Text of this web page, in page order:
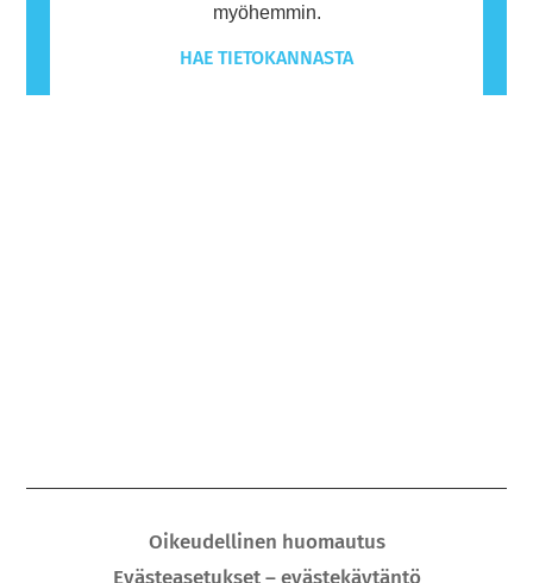
myöhemmin.
HAE TIETOKANNASTA
Oikeudellinen huomautus
Evästeasetukset – evästekäytäntö